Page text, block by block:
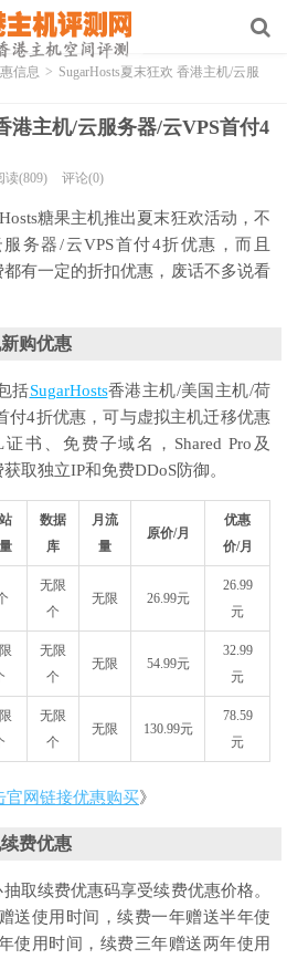
信息 > SugarHosts夏末狂欢 香港主机/云服
港主机/云服务器/云VPS首付4
读(809) 评论(0)
糖果主机推出夏末狂欢活动，不
服务器/云VPS首付4折优惠，而且
都有一定的折扣优惠，废话不多说看
购优惠
括SugarHosts香港主机/美国主机/荷
付4折优惠，可与虚拟主机迁移优惠
书、免费子域名，Shared Pro及
取独立IP和免费DDoS防御。
数据
库
月流
量
原价/月
优惠
价/月
无限
个
无限 26.99元
26.99
元
无限
个
无限 54.99元
32.99
元
无限
个
无限 130.99元
78.59
元
官网链接优惠购买》
费优惠
取续费优惠码享受续费优惠价格。
送使用时间，续费一年赠送半年使
使用时间，续费三年赠送两年使用